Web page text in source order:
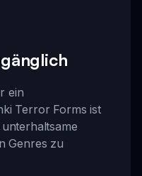
ein
Terror Forms ist
Genres zu